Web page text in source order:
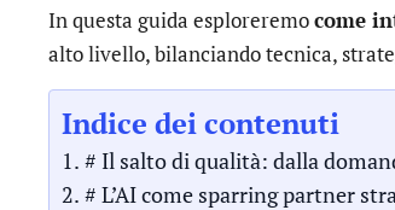
In questa guida esploreremocome
alto livello, bilanciando tecnica,
Indice dei contenuti
# Il salto di qualità: dalla
# L’AI come sparring partner